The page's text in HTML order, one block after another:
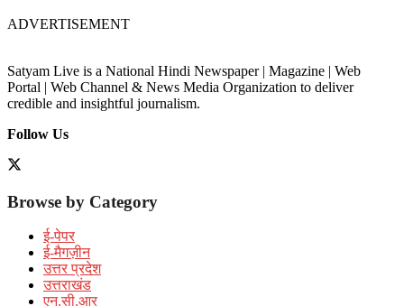
ADVERTISEMENT
Satyam Live is a National Hindi Newspaper | Magazine | Web
Portal | Web Channel & News Media Organization to deliver
credible and insightful journalism.
Follow Us
Browse by Category
ई-पेपर
ई-मैगज़ीन
उत्तर प्रदेश
उत्तराखंड
एन.सी.आर